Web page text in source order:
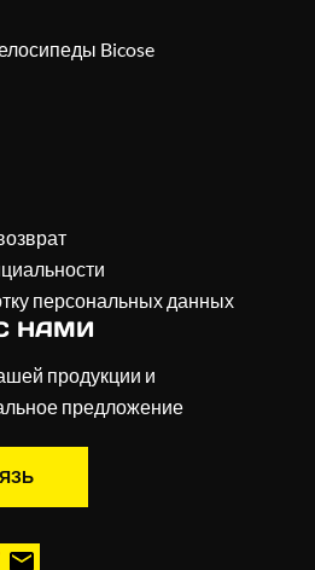
Bicose
персональных данных
НАМИ
продукции и
предложение